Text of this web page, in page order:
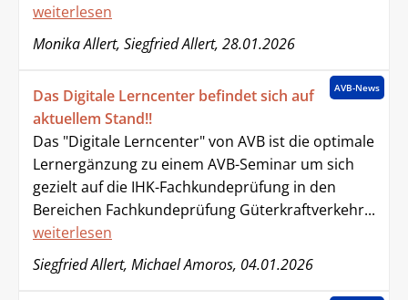
weiterlesen
Monika Allert, Siegfried Allert, 28.01.2026
AVB-News
Das Digitale Lerncenter befindet sich auf
aktuellem Stand!!
Das "Digitale Lerncenter" von AVB ist die optimale
Lernergänzung zu einem AVB-Seminar um sich
gezielt auf die IHK-Fachkundeprüfung in den
Bereichen Fachkundeprüfung Güterkraftverkehr...
weiterlesen
Siegfried Allert, Michael Amoros, 04.01.2026